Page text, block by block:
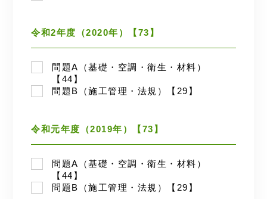
令和2年度（2020年）【73】
問題A（基礎・空調・衛生・材料）
【44】
問題B（施工管理・法規）【29】
令和元年度（2019年）【73】
問題A（基礎・空調・衛生・材料）
【44】
問題B（施工管理・法規）【29】